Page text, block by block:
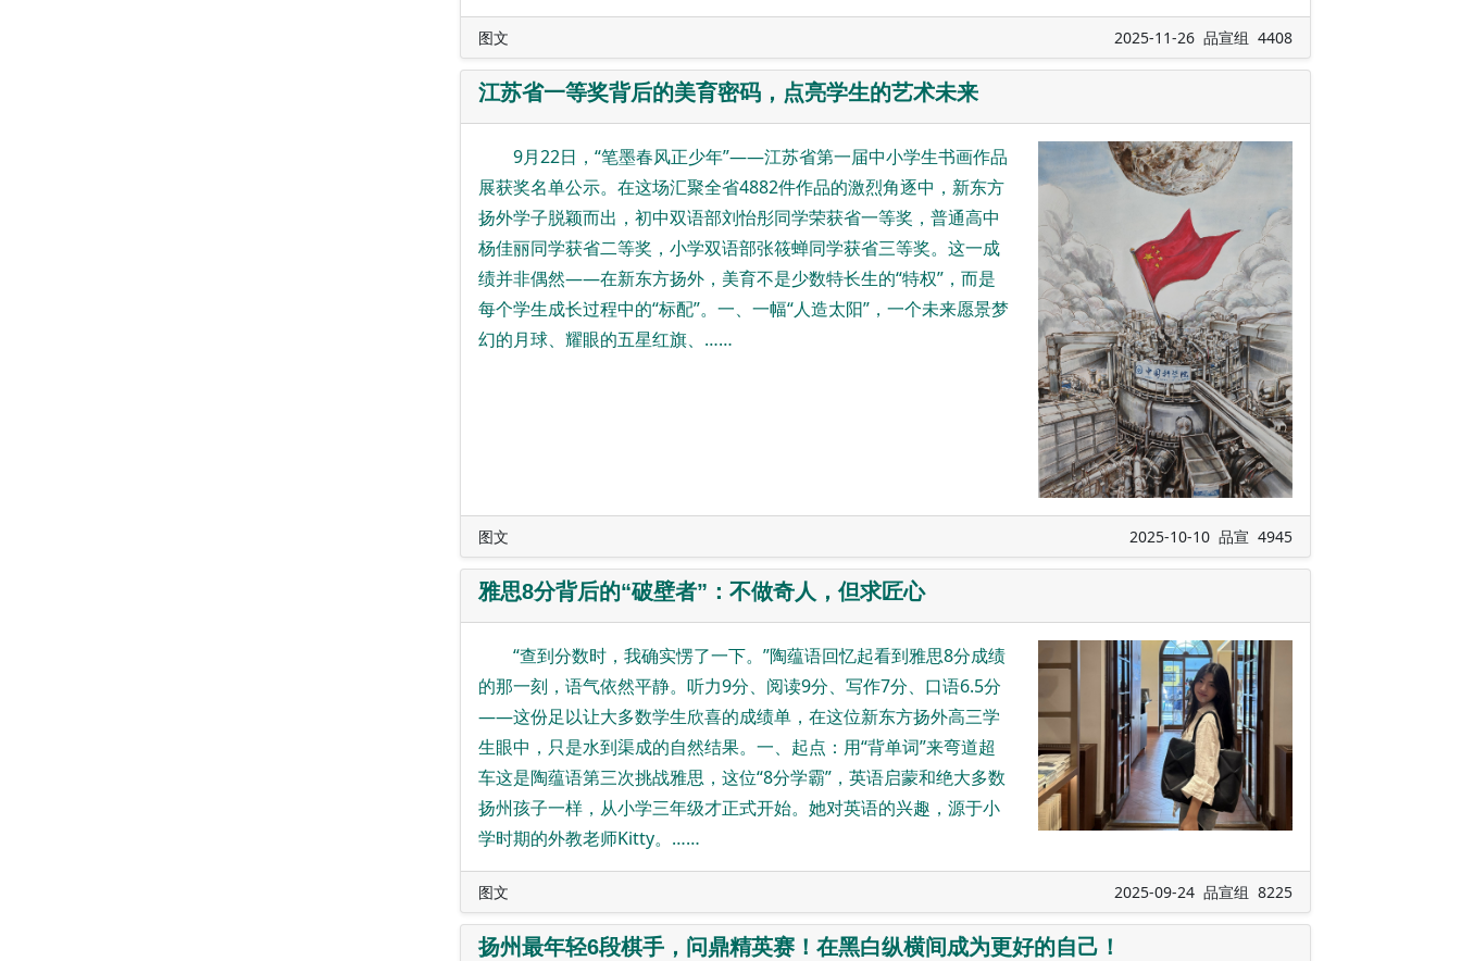
图文 2025-11-26 品宣组 4408
江苏省一等奖背后的美育密码，点亮学生的艺术未来
9月22日，“笔墨春风正少年”——江苏省第一届中小学生书画作品
展获奖名单公示。在这场汇聚全省4882件作品的激烈角逐中，新东方
扬外学子脱颖而出，初中双语部刘怡彤同学荣获省一等奖，普通高中
杨佳丽同学获省二等奖，小学双语部张筱蝉同学获省三等奖。这一成
绩并非偶然——在新东方扬外，美育不是少数特长生的“特权”，而是
每个学生成长过程中的“标配”。一、一幅“人造太阳”，一个未来愿景梦
幻的月球、耀眼的五星红旗、……
图文 2025-10-10 品宣 4945
雅思8分背后的“破壁者”：不做奇人，但求匠心
“查到分数时，我确实愣了一下。”陶蕴语回忆起看到雅思8分成绩
的那一刻，语气依然平静。听力9分、阅读9分、写作7分、口语6.5分
——这份足以让大多数学生欣喜的成绩单，在这位新东方扬外高三学
生眼中，只是水到渠成的自然结果。一、起点：用“背单词”来弯道超
车这是陶蕴语第三次挑战雅思，这位“8分学霸”，英语启蒙和绝大多数
扬州孩子一样，从小学三年级才正式开始。她对英语的兴趣，源于小
学时期的外教老师Kitty。……
图文 2025-09-24 品宣组 8225
扬州最年轻6段棋手，问鼎精英赛！在黑白纵横间成为更好的自己！